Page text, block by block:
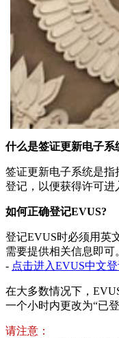
什么是签证更新电子系
签证更新电子系统是指
登记，以便获得许可进
如何正确登记EVUS?
登记EVUS时必须用英
需要提供相关信息即可
- 点击进入EVUS中文
在大多数情况下，
一个小时内更改为“已
请注意：